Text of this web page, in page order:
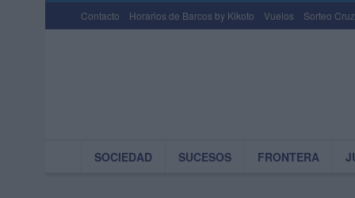
Contacto Horarios de Barcos by Kikoto Vuelos Sorteo
SOCIEDAD SUCESOS FRONTERA